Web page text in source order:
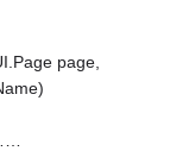
page,